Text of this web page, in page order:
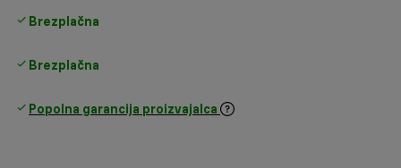
Brezplačna standardna dostava
Brezplačna vračila
Popolna garancija proizvajalca